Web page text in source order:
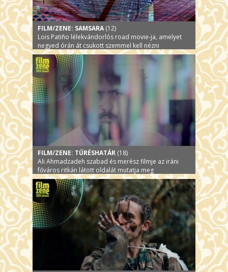
FILM/ZENE: SAMSARA (12)
Lois Patiño lélekvándorlós road movie-ja, amelyet
negyed órán át csukott szemmel kell nézni
FILM/ZENE: TŰRÉSHATÁR (18)
Ali Ahmadzadeh szabad és merész filmje az iráni
főváros ritkán látott oldalát mutatja meg